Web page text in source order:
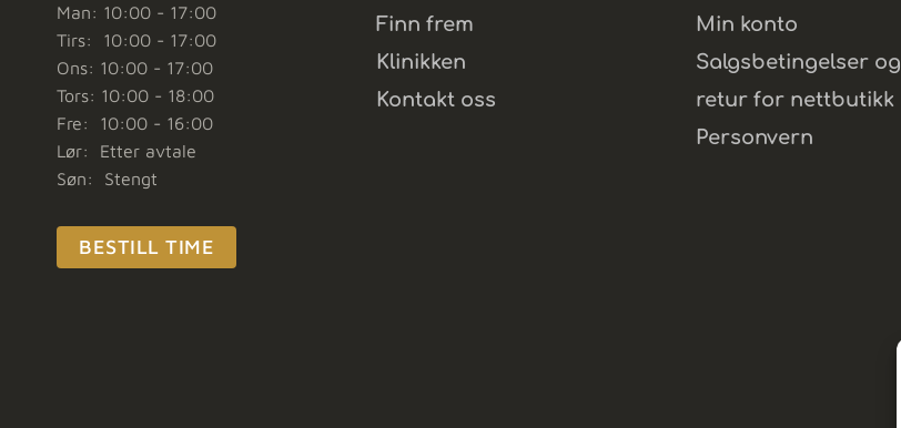
Man: 10:00 - 17:00
Tirs: 10:00 - 17:00
Ons: 10:00 - 17:00
Tors: 10:00 - 18:00
Fre: 10:00 - 16:00
Lør: Etter avtale
Søn: Stengt
BESTILL TIME
Finn frem
Klinikken
Kontakt oss
Min konto
Salgsbetingelser og
retur for nettbutikk
Personvern